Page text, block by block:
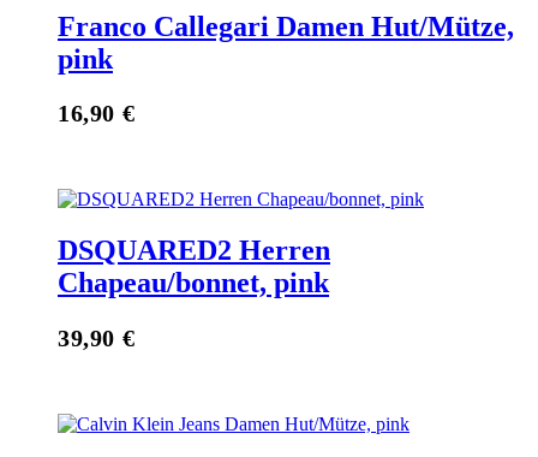
Franco Callegari Damen Hut/Mütze,
pink
16,90 €
DSQUARED2 Herren
Chapeau/bonnet, pink
39,90 €